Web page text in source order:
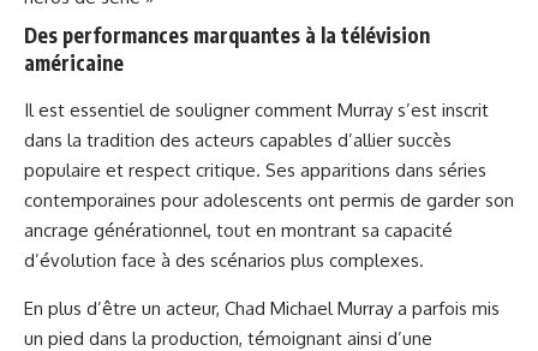
Des performances marquantes à la télévision
américaine
Il est essentiel de souligner comment Murray s’est inscrit
dans la tradition des acteurs capables d’allier succès
populaire et respect critique. Ses apparitions dans séries
contemporaines pour adolescents ont permis de garder son
ancrage générationnel, tout en montrant sa capacité
d’évolution face à des scénarios plus complexes.
En plus d’être un acteur, Chad Michael Murray a parfois mis
un pied dans la production, témoignant ainsi d’une